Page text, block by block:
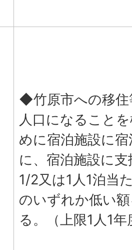
◆竹原市への移住
人口になること
めに宿泊施設に
に、宿泊施設に
1/2又は1人1泊当
のいずれか低い
る。（上限1人1